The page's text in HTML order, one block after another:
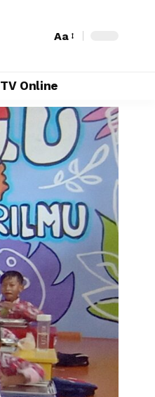
Aa
TV Online